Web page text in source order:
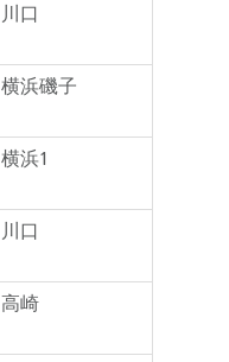
川口
横浜磯子
横浜1
川口
高崎